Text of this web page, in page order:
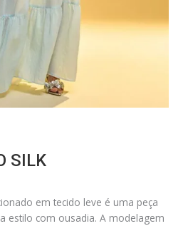
SILK
em tecido leve é uma peça
estilo com ousadia. A modelagem